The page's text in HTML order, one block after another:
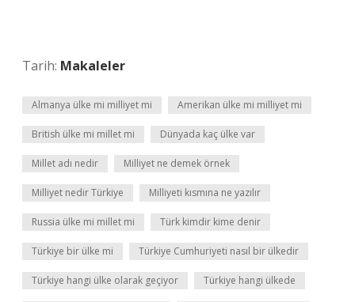
Tarih: Makaleler
Almanya ülke mi milliyet mi Amerikan ülke mi milliyet mi
British ülke mi millet mi Dünyada kaç ülke var
Millet adı nedir Milliyet ne demek örnek
Milliyet nedir Türkiye Milliyeti kısmına ne yazılır
Russia ülke mi millet mi Türk kimdir kime denir
Türkiye bir ülke mi Türkiye Cumhuriyeti nasıl bir ülkedir
Türkiye hangi ülke olarak geçiyor Türkiye hangi ülkede